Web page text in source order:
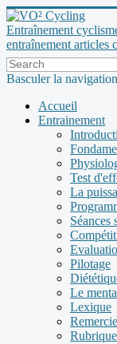
Entraînement
entraînement articles
Basculer la navigation
Accueil
Entrainement
Test
La
Séances
Pilotage
Le
Lexique